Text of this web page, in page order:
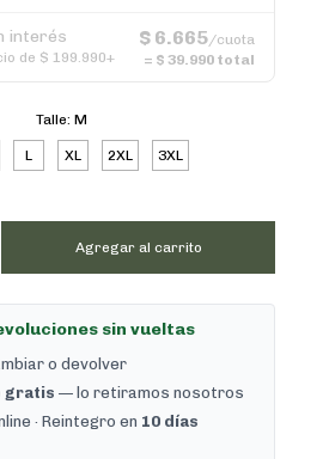
interés
de $ 199.990+
$ 6.665/cuota
= $ 39.990 total
Talle: M
L XL 2XL 3XL
sin vueltas
o devolver
gratis — lo retiramos nosotros
· Reintegro en 10 días